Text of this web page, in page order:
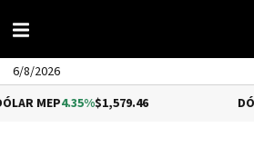
6/8/2026
$1,579.46